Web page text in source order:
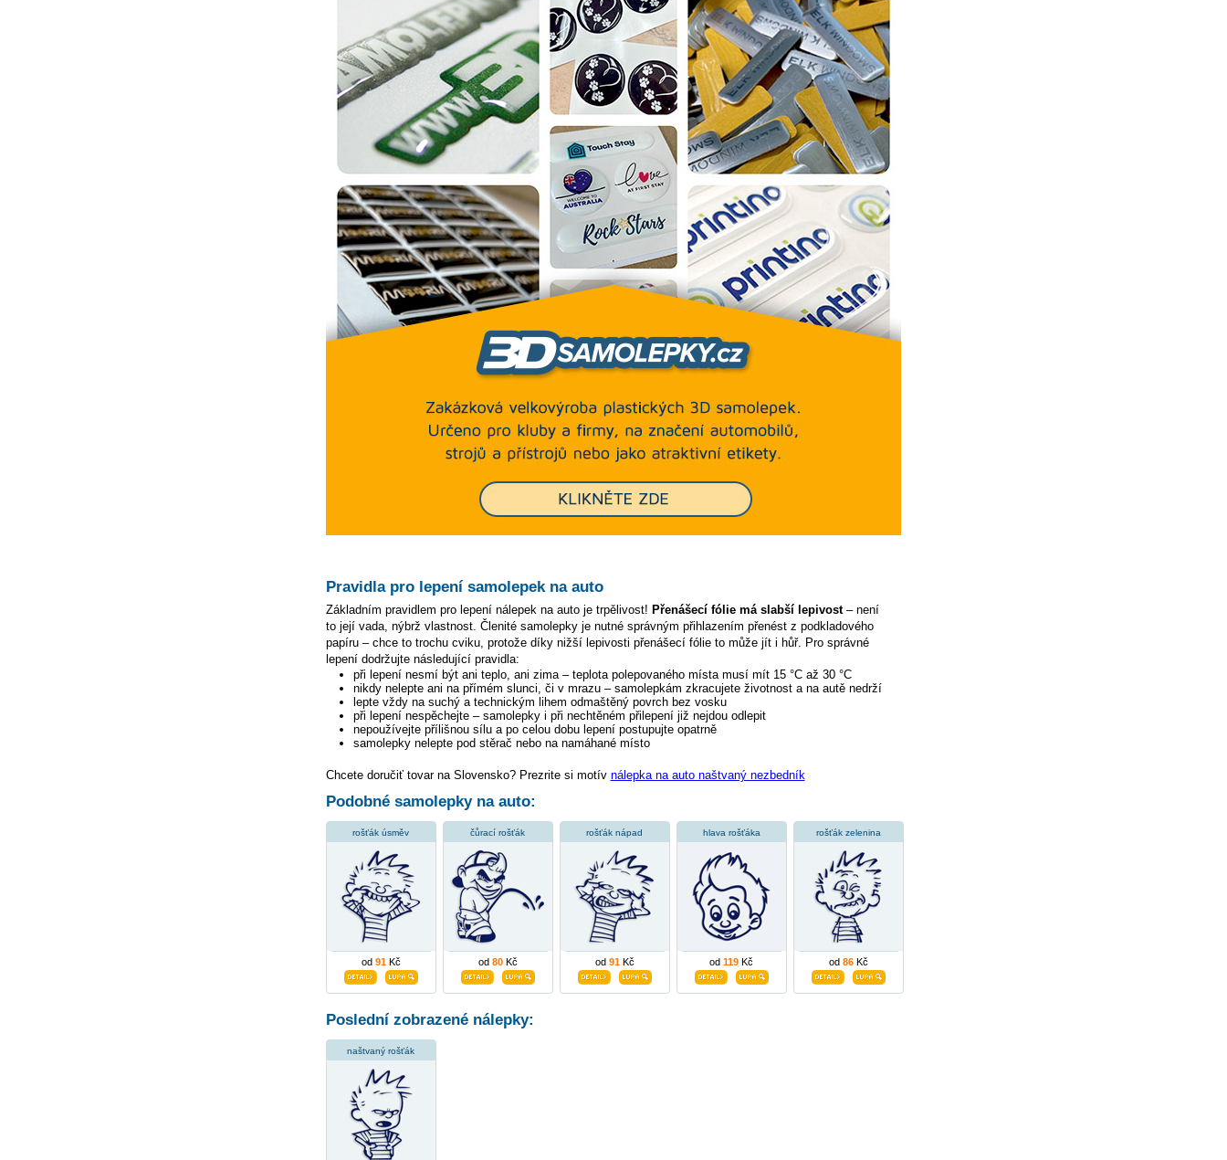
Pravidla pro lepení samolepek na auto
Základním pravidlem pro lepení nálepek na auto je trpělivost! Přenášecí fólie má slabší lepivost– není
to její vada, nýbrž vlastnost. Členité samolepky je nutné správným přihlazením přenést z podkladového
papíru – chce to trochu cviku, protože díky nižší lepivosti přenášecí fólie to může jít i hůř. Pro správné
lepení dodržujte následující pravidla:
při lepení nesmí být ani teplo, ani zima – teplota polepovaného místa musí mít 15 °C až 30 °C
nikdy nelepte ani na přímém slunci, či v mrazu – samolepkám zkracujete životnost a na autě nedrží
lepte vždy na suchý a technickým lihem odmaštěný povrch bez vosku
při lepení nespěchejte – samolepky i při nechtěném přilepení již nejdou odlepit
nepoužívejte přílišnou sílu a po celou dobu lepení postupujte opatrně
samolepky nelepte pod stěrač nebo na namáhané místo
Chcete doručiť tovar na Slovensko? Prezrite si motív nálepka na auto naštvaný nezbedník
Podobné samolepky na auto:
rošťák úsměv
od 91Kč
čůrací rošťák
od 80Kč
rošťák nápad
od 91Kč
hlava rošťáka
od 119 Kč
rošťák zelenina
od 86Kč
Poslední zobrazené nálepky:
naštvaný rošťák